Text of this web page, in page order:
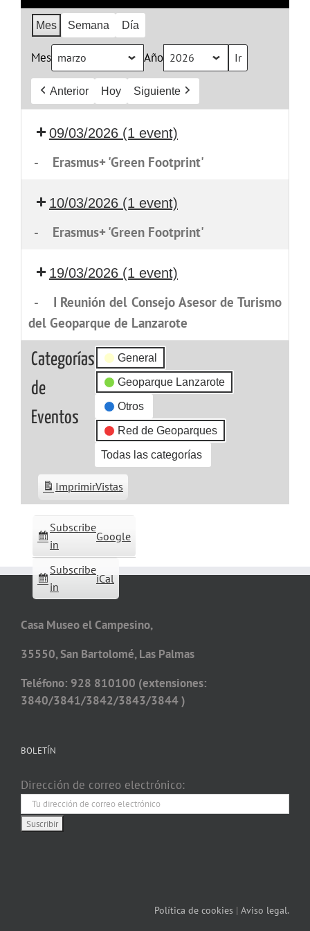
Mes Semana Día
Mes Año
Anterior Hoy Siguiente
09/03/2026 (1 event)
- Erasmus+ 'Green Footprint'
10/03/2026 (1 event)
- Erasmus+ 'Green Footprint'
19/03/2026 (1 event)
-
I Reunión del Consejo Asesor de Turismo
del Geoparque de Lanzarote
Categorías
de
Eventos
General
Geoparque Lanzarote
Otros
Red de Geoparques
Todas las categorías
Subscribe
in
Google
Subscribe
in
iCal
ImprimirVistas
Casa Museo el Campesino,
35550, San Bartolomé, Las Palmas
Teléfono: 928 810100 (extensiones:
3840/3841/3842/3843/3844 )
BOLETÍN
Dirección de correo electrónico:
Política de cookies | Aviso legal.